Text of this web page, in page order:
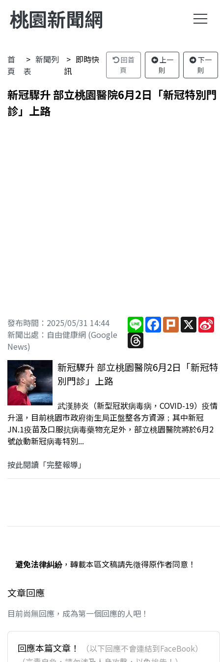
桃園新聞網
首
頁
新聞列
表
即時快
訊
回首
頁
上一
則
下一
則
新冠驟升 部立桃園醫院6月2日「新冠特別門
診」上路
發布時間：2025/05/31 14:44
新聞出處：自由健康網 (Google
News)
LineFacebook
PlurkX
Threads
新冠驟升 部立桃園醫院6月2日「新冠特
別門診」上路
武漢肺炎（新型冠狀病毒病，COVID-19）疫情
升溫，目前桃園市政府衛生局正盤整各方資源；其中新冠
JN.1疫苗及口服抗病毒藥物充足外，部立桃園醫院將於6月2
號啟動新冠病毒特別...
按此閱讀「完整報導」
避免法律糾紛，轉載本區文稿請先徵得原作者同意！
文章回應
目前尚無回應，成為第一個回應的人吧！
回應本篇文章！
（以下回應不會連結到FaceBook）